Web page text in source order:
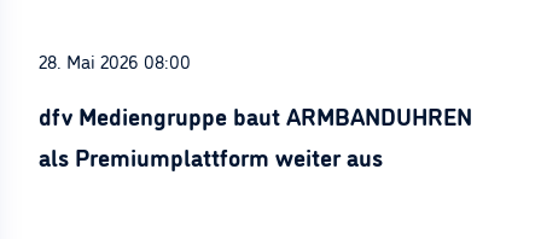
28. Mai 2026 08:00
dfv Mediengruppe baut ARMBANDUHREN
als Premiumplattform weiter aus